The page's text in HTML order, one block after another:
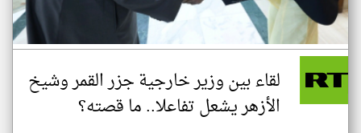
لقاء بين وزير خارجية جزر القمر وشيخ
الأزهر يشعل تفاعلا.. ما قصته؟